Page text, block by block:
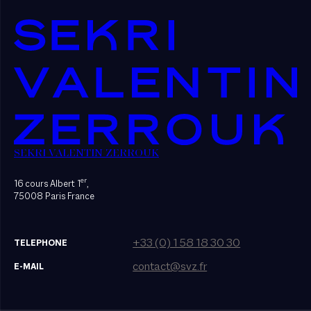
SEKRI VALENTIN ZERROUK
16 cours Albert 1er,
75008 Paris France
TELEPHONE +33 (0) 1 58 18 30 30
E-MAIL contact@svz.fr